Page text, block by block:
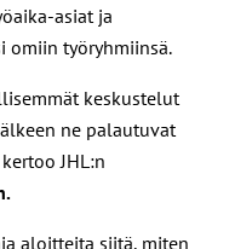
asiat ja
omiin työryhmiinsä.
keskustelut
ne palautuvat
JHL:n
aloitteita siitä, miten